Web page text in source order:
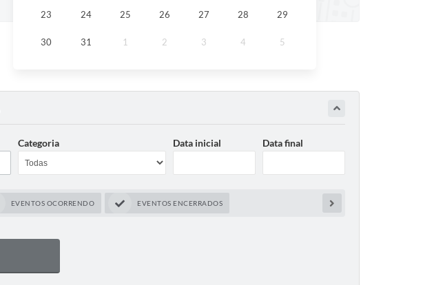
23 24 25 26 27 28 29
30 31 1 2 3 4 5
Categoria Data inicial Data final
EVENTOS OCORRENDO EVENTOS ENCERRADOS